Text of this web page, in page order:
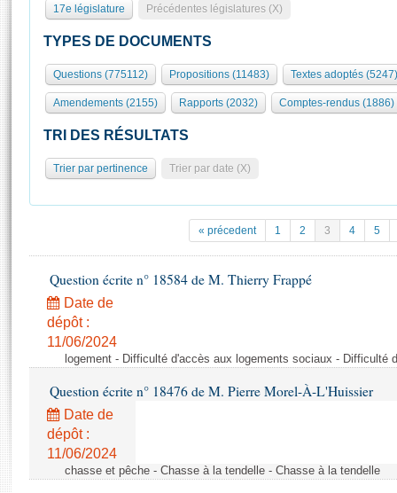
Présidence
577 députés
Groupes politiques
Séance publique
Commissions et autres organes
Europe et International
Pétitions
Projets de loi
Propositions de loi
Amendements
Textes adoptés
Rapports d'information
Rapports d'enquête
Rapports législatifs
Rôle et pouvoirs de l'Assemblée
Organisation de l'Assemblée
Présidence Conférence des Présidents Bureau Collège des
Statistiques et chiffres clés
Documents de référence
( Constitution | Règlement de l'Assemblée ... )
Histoire
Juniors
Anciennes législatures
Liens vers les sites publics
Visiter l'Assemblée
Visite virtuelle du palais Bourbon
Assister à une séance
Contacts et plan d'accès
Photos libres de droit
17e législature Précédentes législatures (X)
TYPES DE DOCUMENTS
Questions (775112) Propositions (11483) Textes adoptés (5247)
Amendements (2155) Rapports (2032) Comptes-rendus (1886)
TRI DES RÉSULTATS
Trier par pertinence Trier par date (X)
« précedent 1 2 3 4 5
Question écrite n° 18584 de M. Thierry Frappé
Date de
dépôt :
11/06/2024
logement - Difficulté d'accès aux logements sociaux - Difficulté
Question écrite n° 18476 de M. Pierre Morel-À-L'Huissier
Date de
dépôt :
11/06/2024
chasse et pêche - Chasse à la tendelle - Chasse à la tendelle